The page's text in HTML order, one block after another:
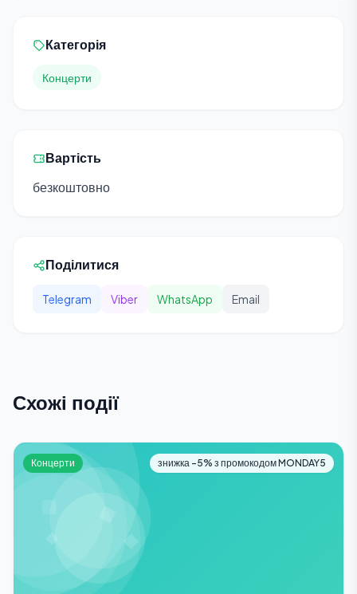
Категорія
Концерти
Вартість
безкоштовно
Поділитися
Telegram Viber WhatsApp Email
Схожі події
Концерти знижка -5% з промокодом MONDAY5